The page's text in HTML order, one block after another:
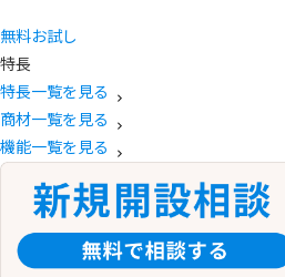
無料お試し
特長
特長一覧を見る
商材一覧を見る
機能一覧を見る